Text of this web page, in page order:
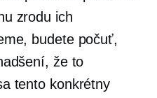
zrodu ich
budete počuť,
že to
tento konkrétny